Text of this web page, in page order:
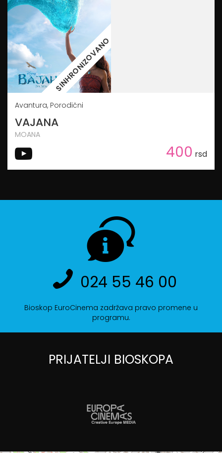
SINHRONIZOVANO
Avantura, Porodični
VAJANA
MOANA
400 rsd
024 55 46 00
Bioskop EuroCinema zadržava pravo promene u
programu.
PRIJATELJI BIOSKOPA